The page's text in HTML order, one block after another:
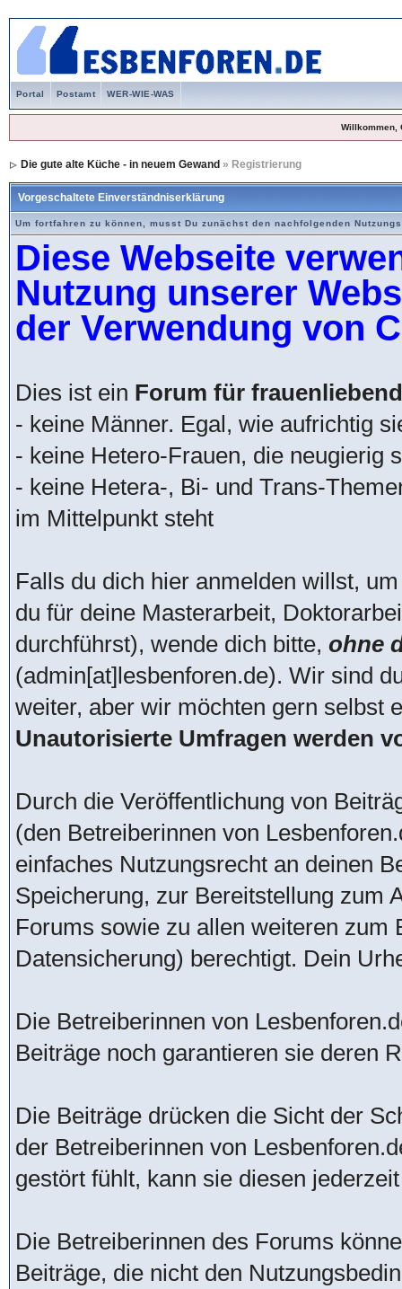
Portal Postamt WER-WIE-WAS
Willkommen,
Die gute alte Küche - in neuem Gewand » Registrierung
Vorgeschaltete Einverständniserklärung
Um fortfahren zu können, musst Du zunächst den nachfolgenden
Diese Webseite
Nutzung unserer
der Verwendung von
Dies ist ein Forum für
- keine Männer. Egal, wie aufrichtig
- keine Hetero-Frauen, die neugierig
- keine Hetera-, Bi- und Trans-
im Mittelpunkt steht
Falls du dich hier anmelden willst,
du für deine Masterarbeit,
durchführst), wende dich bitte, ohne
(admin[at]lesbenforen.de). Wir sind
weiter, aber wir möchten gern selbst
Unautorisierte Umfragen werden
Durch die Veröffentlichung von
(den Betreiberinnen von
einfaches Nutzungsrecht an deinen
Speicherung, zur Bereitstellung zum
Forums sowie zu allen weiteren zum
Datensicherung) berechtigt. Dein
Die Betreiberinnen von
Beiträge noch garantieren sie deren
Die Beiträge drücken die Sicht der
der Betreiberinnen von
gestört fühlt, kann sie diesen
Die Betreiberinnen des Forums
Beiträge, die nicht den